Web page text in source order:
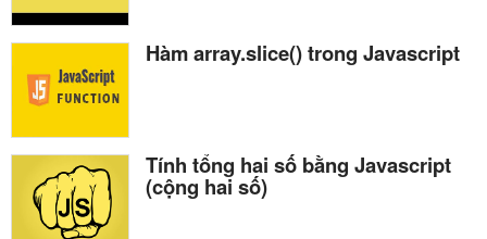
Hàm array.slice() trong Javascript
Tính tổng hai số bằng Javascript
(cộng hai số)